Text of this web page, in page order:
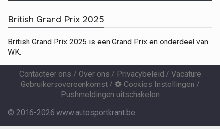
British Grand Prix 2025
British Grand Prix 2025 is een Grand Prix en onderdeel van
WK.
Contacteer ons / Over ons / Privacybeleid / Vacature
Gebruikersovereenkomst/ Cookies Instellingen /
Pushmeldingen uitschakelen
© 2016-2026 www.autosportkrant.be